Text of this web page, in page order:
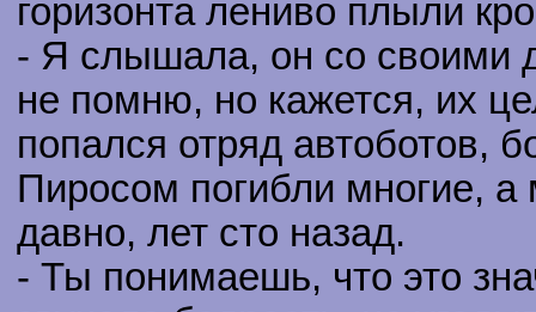
горизонта лениво плыли
- Я слышала, он со своими
не помню, но кажется, их
попался отряд автоботов,
Пиросом погибли многие, а
давно, лет сто назад.
- Ты понимаешь, что это